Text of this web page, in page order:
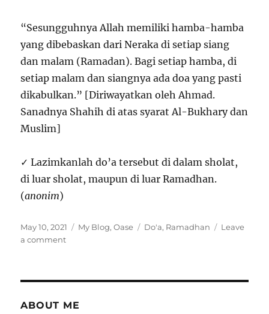
“Sesungguhnya Allah memiliki hamba-hamba
yang dibebaskan dari Neraka di setiap siang
dan malam (Ramadan). Bagi setiap hamba, di
setiap malam dan siangnya ada doa yang pasti
dikabulkan.” [Diriwayatkan oleh Ahmad.
Sanadnya Shahih di atas syarat Al-Bukhary dan
Muslim]
✓ Lazimkanlah do’a tersebut di dalam sholat,
di luar sholat, maupun di luar Ramadhan.
(anonim)
Posted
on
May 10, 2021 Categories
My Blog,Oase Tags
Do'a, Ramadhan
Leave
a commenton
Ramadhan
ABOUT ME